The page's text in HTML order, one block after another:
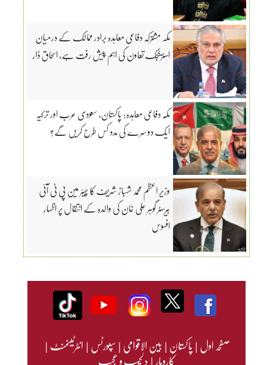
مکہ مشترکہ دفاعی معاہدہ برادر ممالک کے درمیان
اسٹریٹجک تعاون کی اہم پیش رفت ہے، اسحاق ڈار
مکّہ دفاعی معاہدہ: پاکستان، سعودی عرب اور ترکیہ
ایک دوسرے کی مدد کس طرح کریں گے؟
وزیرِ اعظم محمد شہباز شریف کا چیئر مین پی ٹی آئی
بیرسٹر گوہر علی خان کی والدہ کے انتقال پر اظہار
افسوس
صفحہ اول|پاکستان|بین الاقوامی|سپورٹس|انٹرٹینمنٹ|